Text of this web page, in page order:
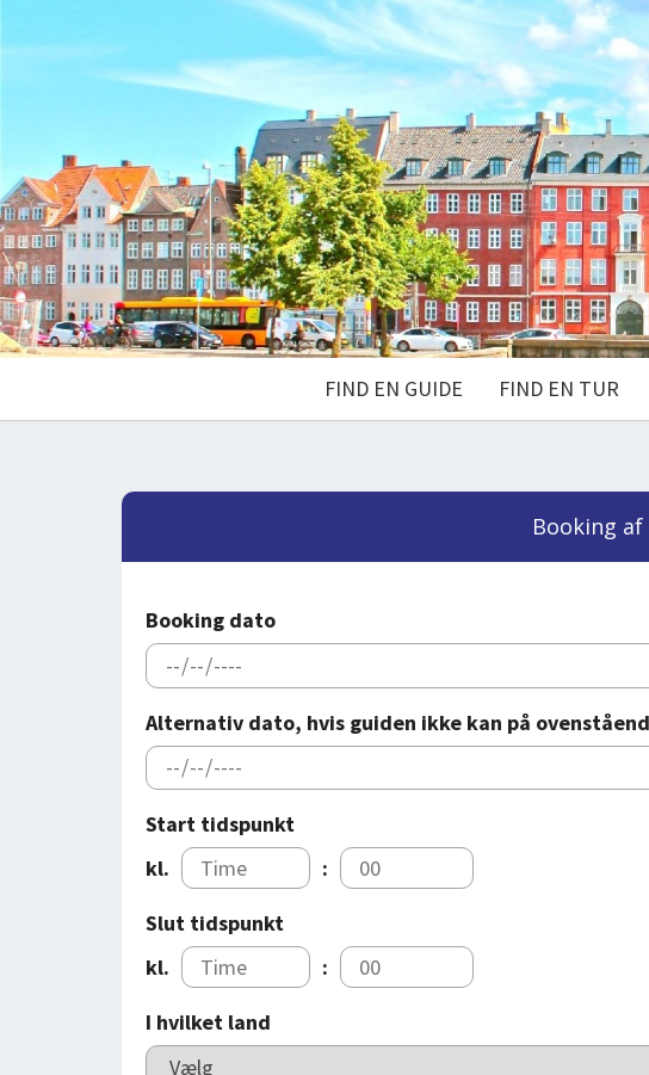
FIND EN GUIDE FIND EN TUR
Booking
Booking dato
Alternativ dato, hvis guiden ikke kan på
Start tidspunkt
kl.
:
Slut tidspunkt
kl.
:
I hvilket land